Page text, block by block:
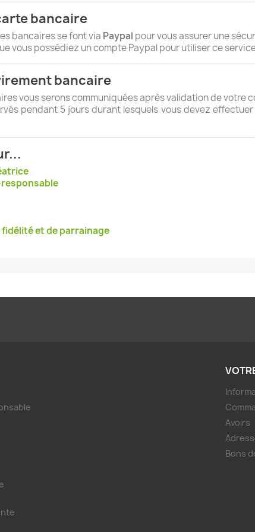
bancaire
bancaires se font via Paypal pour vous assurer une
vous possédiez un compte Paypal pour utiliser ce
bancaire
vous serons communiquées après validation de votre
pendant 5 jours durant lesquels vous devez
et de parrainage
Avoirs
Bons